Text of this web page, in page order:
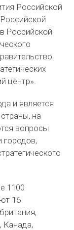
Российской
Российской
центр».
и является
на
вопросы
городов,
1100
16
Канада,